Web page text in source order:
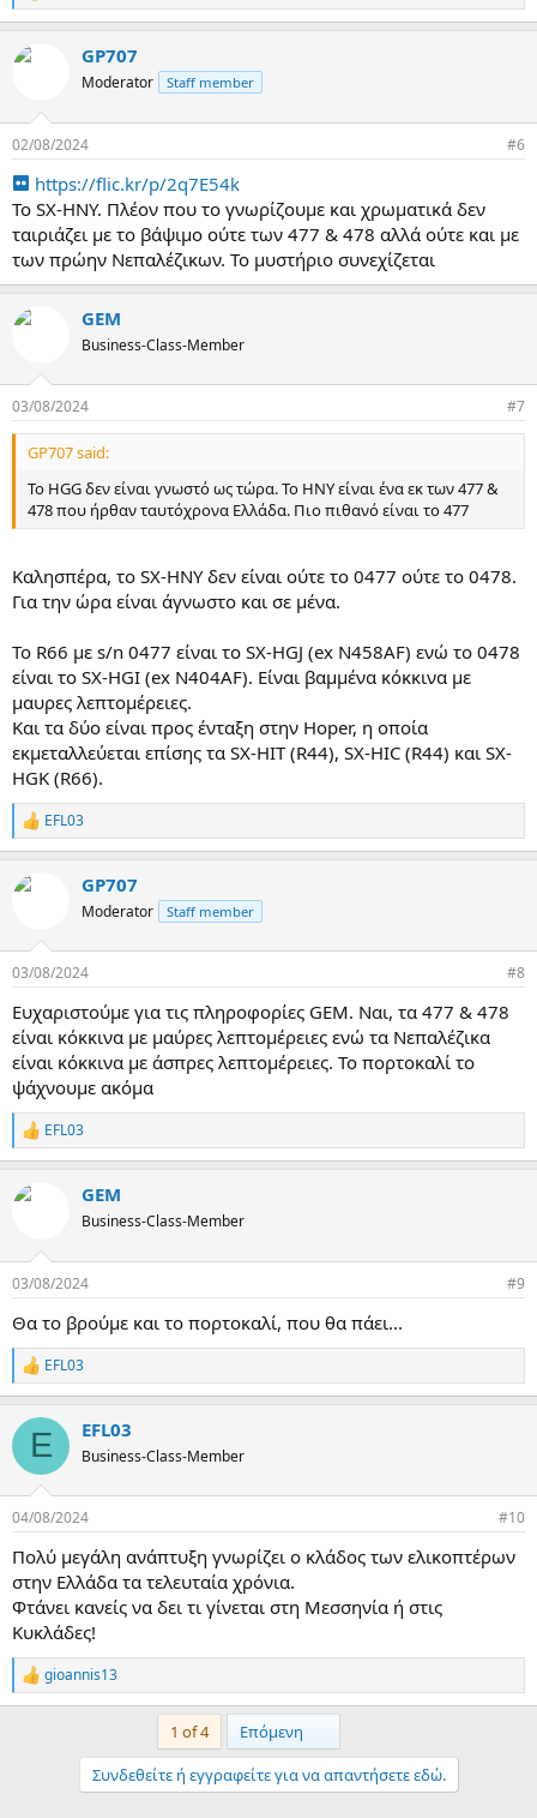
e
c
s
:
GP707
Moderator Staff member
02/08/2024 #6
https://flic.kr/p/2q7E54k
Το SX-HNY. Πλέον που το γνωρίζουμε και χρωματικά δεν
ταιριάζει με το βάψιμο ούτε των 477 & 478 αλλά ούτε και με
των πρώην Νεπαλέζικων. Το μυστήριο συνεχίζεται
GEM
Business-Class-Member
03/08/2024 #7
GP707 said:
To HGG δεν είναι γνωστό ως τώρα. Το ΗΝΥ είναι ένα εκ των 477 &
478 που ήρθαν ταυτόχρονα Ελλάδα. Πιο πιθανό είναι το 477
Καλησπέρα, το SX-HNY δεν είναι ούτε το 0477 ούτε το 0478.
Για την ώρα είναι άγνωστο και σε μένα.
To R66 με s/n 0477 είναι το SX-HGJ (ex N458AF) ενώ το 0478
είναι το SX-HGI (ex N404AF). Είναι βαμμένα κόκκινα με
μαυρες λεπτομέρειες.
Και τα δύο είναι προς ένταξη στην Hoper, η οποία
εκμεταλλεύεται επίσης τα SX-HIT (R44), SX-HIC (R44) και SX-
HGK (R66).
R
e
c
s
EFL03
GP707
Moderator Staff member
03/08/2024 #8
Ευχαριστούμε για τις πληροφορίες GEM. Ναι, τα 477 & 478
είναι κόκκινα με μαύρες λεπτομέρειες ενώ τα Νεπαλέζικα
είναι κόκκινα με άσπρες λεπτομέρειες. Το πορτοκαλί το
ψάχνουμε ακόμα
R
e
c
s
EFL03
GEM
Business-Class-Member
03/08/2024 #9
Θα το βρούμε και το πορτοκαλί, που θα πάει...
R
e
c
i
s
EFL03
E EFL03
Business-Class-Member
04/08/2024 #10
Πολύ μεγάλη ανάπτυξη γνωρίζει ο κλάδος των ελικοπτέρων
στην Ελλάδα τα τελευταία χρόνια.
Φτάνει κανείς να δει τι γίνεται στη Μεσσηνία ή στις
Κυκλάδες!
R
e
gioannis13
1 of 4 Επόμενη
Συνδεθείτε ή εγγραφείτε για να απαντήσετε εδώ.